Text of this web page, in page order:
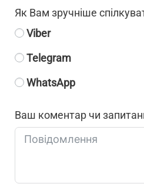
Як Вам зручніше
Viber
Telegram
WhatsApp
Ваш коментар чи